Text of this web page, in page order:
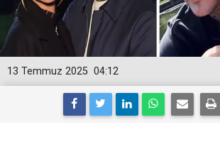
04:12
13 Temmuz 2025